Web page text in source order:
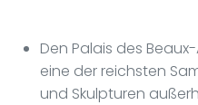
Den Palais des
eine der reichsten
und Skulpturen